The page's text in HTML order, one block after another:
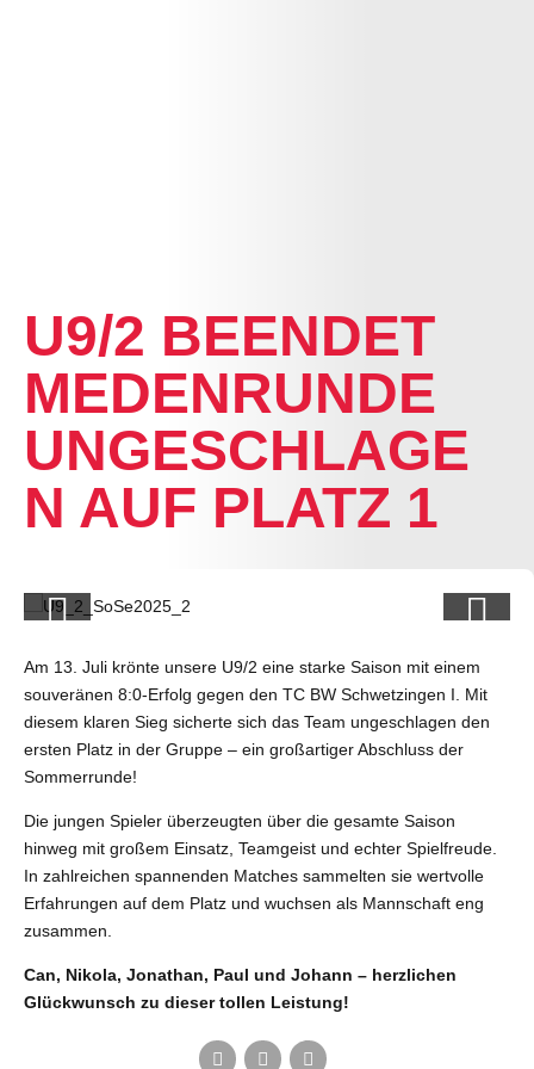
U9/2 BEENDET
MEDENRUNDE
UNGESCHLAGE
N AUF PLATZ 1
Am 13. Juli krönte unsere U9/2 eine starke Saison mit einem
souveränen 8:0-Erfolg gegen den TC BW Schwetzingen I. Mit
diesem klaren Sieg sicherte sich das Team ungeschlagen den
ersten Platz in der Gruppe – ein großartiger Abschluss der
Sommerrunde!
Die jungen Spieler überzeugten über die gesamte Saison
hinweg mit großem Einsatz, Teamgeist und echter Spielfreude.
In zahlreichen spannenden Matches sammelten sie wertvolle
Erfahrungen auf dem Platz und wuchsen als Mannschaft eng
zusammen.
Can, Nikola, Jonathan, Paul und Johann – herzlichen
Glückwunsch zu dieser tollen Leistung!